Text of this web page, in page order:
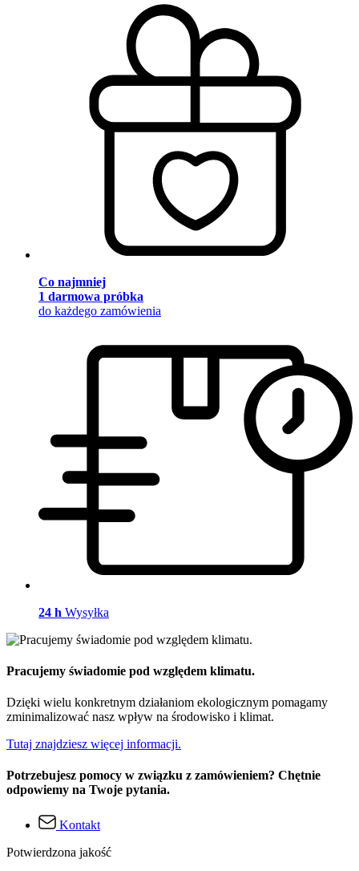
Co najmniej
1 darmowa próbka
do każdego zamówienia
24 h Wysyłka
Pracujemy świadomie pod względem klimatu.
Dzięki wielu konkretnym działaniom ekologicznym pomagamy
zminimalizować nasz wpływ na środowisko i klimat.
Tutaj znajdziesz więcej informacji.
Potrzebujesz pomocy w związku z zamówieniem? Chętnie
odpowiemy na Twoje pytania.
Kontakt
Potwierdzona jakość